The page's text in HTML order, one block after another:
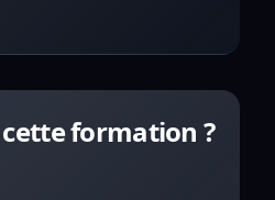
formation ?